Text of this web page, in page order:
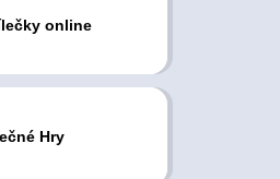
online
Hry